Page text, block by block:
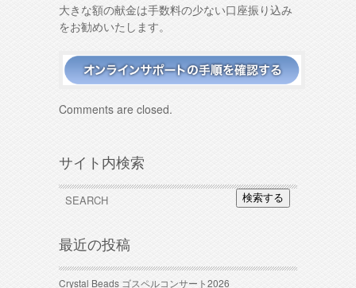
大きな額の献金は手数料の少ない口座振り込み
をお勧めいたします。
Comments are closed.
サイト内検索
検索する
最近の投稿
Crystal Beads ゴスペルコンサート2026